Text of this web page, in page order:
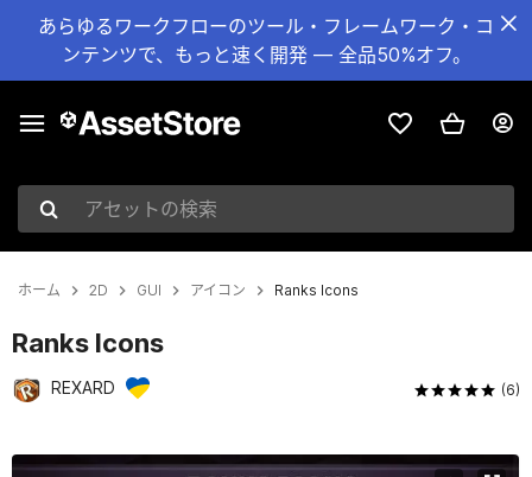
あらゆるワークフローのツール・フレームワーク・コ
ンテンツで、もっと速く開発 — 全品50%オフ。
アセットの検索
ホーム 2D GUI アイコン Ranks Icons
Ranks Icons
REXARD (6)
現在のスライド：1 / 3